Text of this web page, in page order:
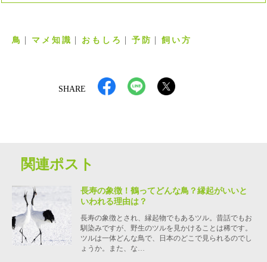
鳥 マメ知識 おもしろ 予防 飼い方
SHARE
関連ポスト
長寿の象徴！鶴ってどんな鳥？縁起がいいと
いわれる理由は？
長寿の象徴とされ、縁起物でもあるツル。昔話でもお
馴染みですが、野生のツルを見かけることは稀です。
ツルは一体どんな鳥で、日本のどこで見られるのでし
ょうか。また、な…